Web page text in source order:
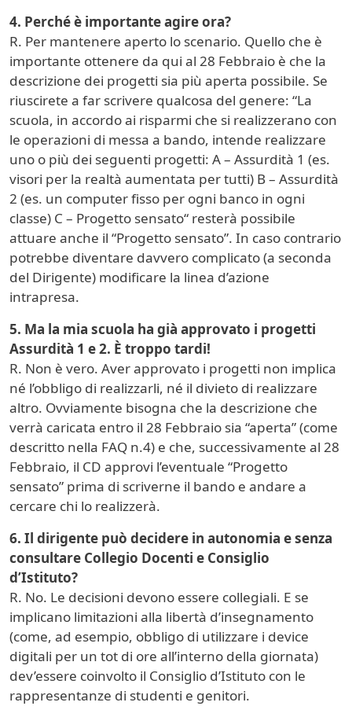
4. Perché è importante agire ora?
R. Per mantenere aperto lo scenario. Quello che è
importante ottenere da qui al 28 Febbraio è che la
descrizione dei progetti sia più aperta possibile. Se
riuscirete a far scrivere qualcosa del genere: “La
scuola, in accordo ai risparmi che si realizzerano con
le operazioni di messa a bando, intende realizzare
uno o più dei seguenti progetti: A – Assurdità 1 (es.
visori per la realtà aumentata per tutti) B – Assurdità
2 (es. un computer fisso per ogni banco in ogni
classe) C – Progetto sensato“ resterà possibile
attuare anche il “Progetto sensato”. In caso contrario
potrebbe diventare davvero complicato (a seconda
del Dirigente) modificare la linea d’azione
intrapresa.
5. Ma la mia scuola ha già approvato i progetti
Assurdità 1 e 2. È troppo tardi!
R. Non è vero. Aver approvato i progetti non implica
né l’obbligo di realizzarli, né il divieto di realizzare
altro. Ovviamente bisogna che la descrizione che
verrà caricata entro il 28 Febbraio sia “aperta” (come
descritto nella FAQ n.4) e che, successivamente al 28
Febbraio, il CD approvi l’eventuale “Progetto
sensato” prima di scriverne il bando e andare a
cercare chi lo realizzerà.
6. Il dirigente può decidere in autonomia e senza
consultare Collegio Docenti e Consiglio
d’Istituto?
R. No. Le decisioni devono essere collegiali. E se
implicano limitazioni alla libertà d’insegnamento
(come, ad esempio, obbligo di utilizzare i device
digitali per un tot di ore all’interno della giornata)
dev’essere coinvolto il Consiglio d’Istituto con le
rappresentanze di studenti e genitori.